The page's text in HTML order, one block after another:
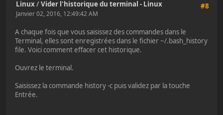
#8
Linux/Vider l'historique du terminal - Linux
Janvier 02, 2016, 12:49:42 AM
A chaque fois que vous saisissez des commandes dans le
Terminal, elles sont enregistrées dans le fichier ~/.bash_history
file. Voici comment effacer cet historique.
Ouvrez le terminal.
Saisissez la commande history -c puis validez par la touche
Entrée.